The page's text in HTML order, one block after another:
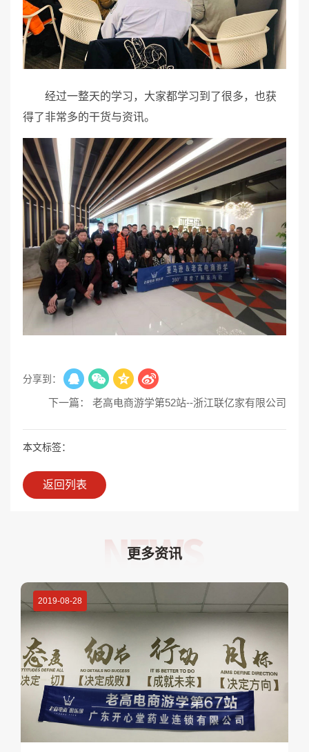
经过一整天的学习，大家都学习到了很多，也获
得了非常多的干货与资讯。
分享到：
下一篇： 老高电商游学第52站--浙江联亿家有限公司
本文标签：
返回列表
更多资讯
2019-08-28